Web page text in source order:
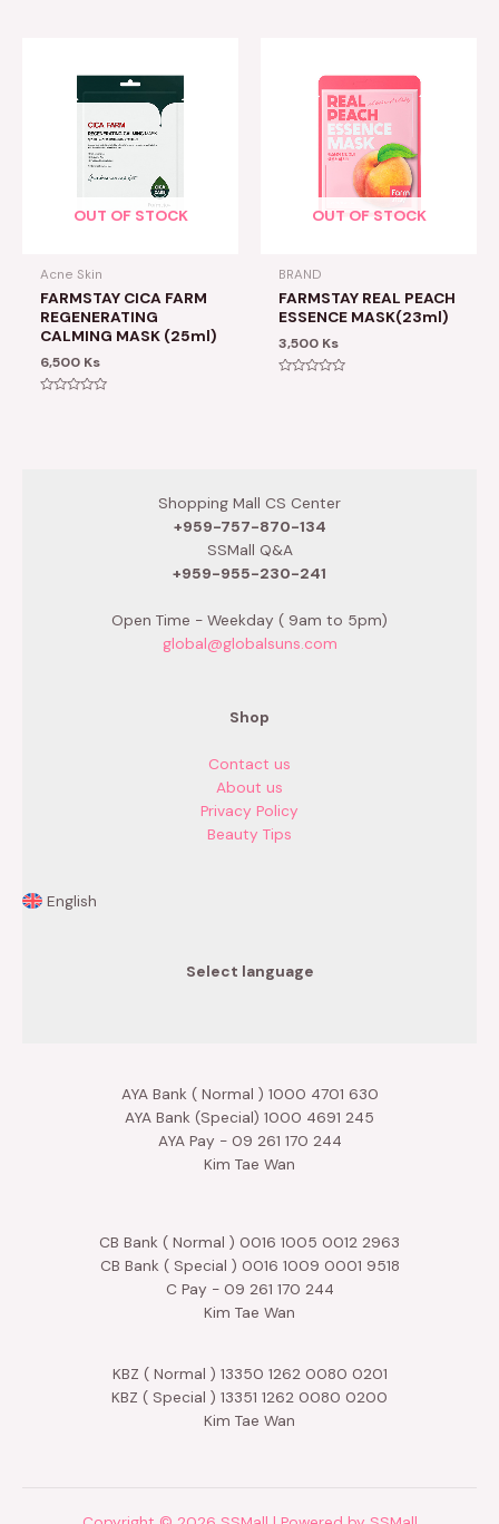
OUT OF STOCK
Acne Skin
FARMSTAY CICA FARM
REGENERATING
CALMING MASK (25ml)
6,500 Ks
OUT OF STOCK
BRAND
FARMSTAY REAL PEACH
ESSENCE MASK(23ml)
3,500 Ks
Shopping Mall CS Center
+959-757-870-134
SSMall Q&A
+959-955-230-241
Open Time - Weekday ( 9am to 5pm)
global@globalsuns.com
Shop
Contact us
About us
Privacy Policy
Beauty Tips
English
Select language
AYA Bank ( Normal ) 1000 4701 630
AYA Bank (Special) 1000 4691 245
AYA Pay - 09 261 170 244
Kim Tae Wan
CB Bank ( Normal ) 0016 1005 0012 2963
CB Bank ( Special ) 0016 1009 0001 9518
C Pay - 09 261 170 244
Kim Tae Wan
KBZ ( Normal ) 13350 1262 0080 0201
KBZ ( Special ) 13351 1262 0080 0200
Kim Tae Wan